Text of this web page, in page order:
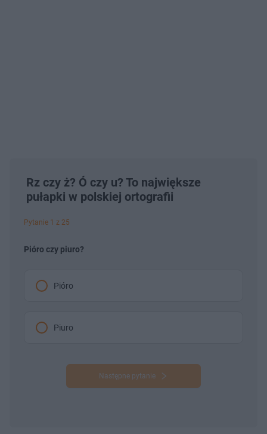
Rz czy ż? Ó czy u? To największe
pułapki w polskiej ortografii
Pytanie 1 z 25
Pióro czy piuro?
Pióro
Piuro
Następne pytanie